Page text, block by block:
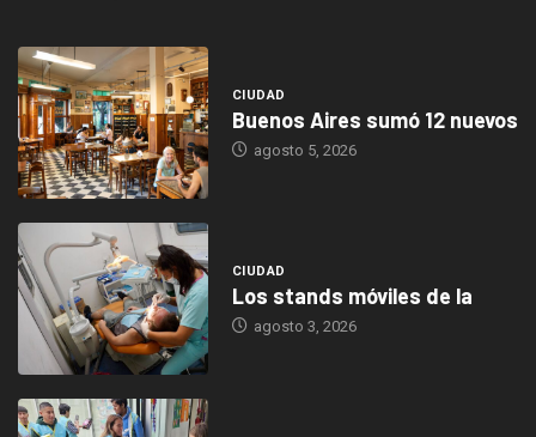
CIUDAD
Buenos Aires sumó 12 nuevos
agosto 5, 2026
CIUDAD
Los stands móviles de la
agosto 3, 2026